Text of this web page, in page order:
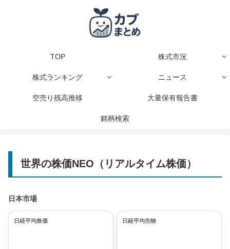
TOP 株式市況
株式ランキング ニュース
空売り残高推移 大量保有報告書
銘柄検索
世界の株価NEO（リアルタイム株価）
日本市場
日経平均株価 日経平均先物